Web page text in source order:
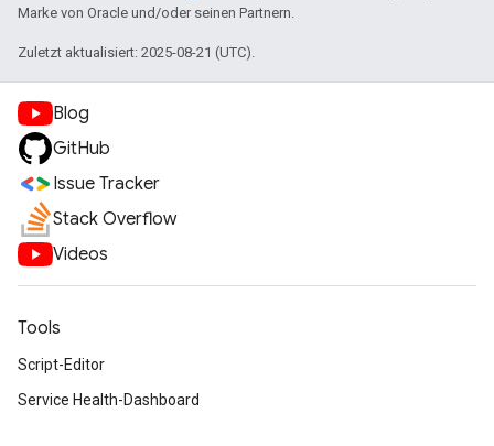
Marke von Oracle und/oder seinen Partnern.
Zuletzt aktualisiert: 2025-08-21 (UTC).
Blog
GitHub
Issue Tracker
Stack Overflow
Videos
Tools
Script-Editor
Service Health-Dashboard